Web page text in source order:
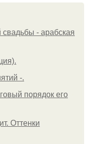
- арабская
-.
порядок его
Оттенки